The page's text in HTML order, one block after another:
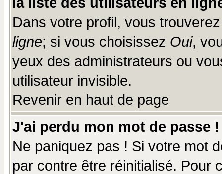
Dans votre profil, vous
ligne; si vous choisissez Oui,
yeux des administrateurs ou
utilisateur invisible.
Revenir en haut de page
J'ai perdu mon mot de passe !
Ne paniquez pas ! Si votre mot
par contre être réinitialisé. Pour